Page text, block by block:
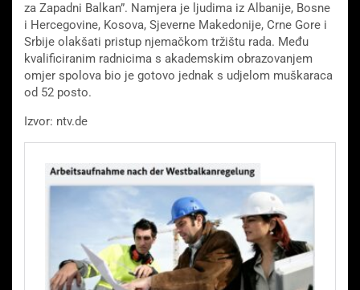
za Zapadni Balkan”. Namjera je ljudima iz Albanije, Bosne
i Hercegovine, Kosova, Sjeverne Makedonije, Crne Gore i
Srbije olakšati pristup njemačkom tržištu rada. Među
kvalificiranim radnicima s akademskim obrazovanjem
omjer spolova bio je gotovo jednak s udjelom muškaraca
od 52 posto.
Izvor: ntv.de